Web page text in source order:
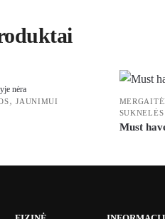
nėra
,JAUNIMUI
SUKNELĖS
Must